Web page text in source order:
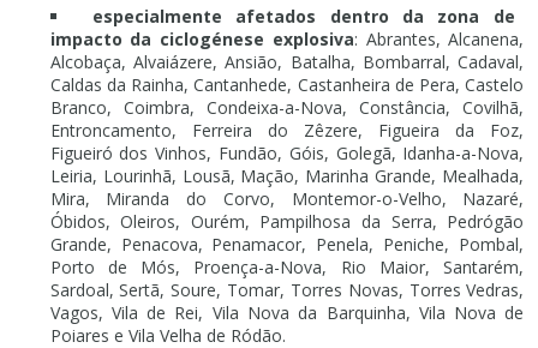
especialmente afetados dentro da zona de
impacto da ciclogénese explosiva: Abrantes, Alcanena,
Alcobaça, Alvaiázere, Ansião, Batalha, Bombarral, Cadaval,
Caldas da Rainha, Cantanhede, Castanheira de Pera, Castelo
Branco, Coimbra, Condeixa-a-Nova, Constância, Covilhã,
Entroncamento, Ferreira do Zêzere, Figueira da Foz,
Figueiró dos Vinhos, Fundão, Góis, Golegã, Idanha-a-Nova,
Leiria, Lourinhã, Lousã, Mação, Marinha Grande, Mealhada,
Mira, Miranda do Corvo, Montemor-o-Velho, Nazaré,
Óbidos, Oleiros, Ourém, Pampilhosa da Serra, Pedrógão
Grande, Penacova, Penamacor, Penela, Peniche, Pombal,
Porto de Mós, Proença-a-Nova, Rio Maior, Santarém,
Sardoal, Sertã, Soure, Tomar, Torres Novas, Torres Vedras,
Vagos, Vila de Rei, Vila Nova da Barquinha, Vila Nova de
Poiares e Vila Velha de Ródão.